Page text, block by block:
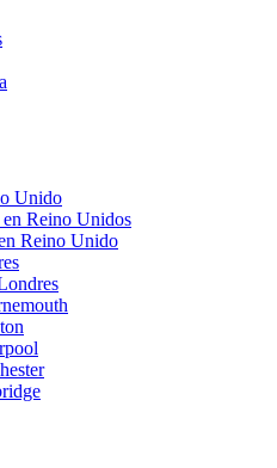
Unido
en Reino Unidos
Reino Unido